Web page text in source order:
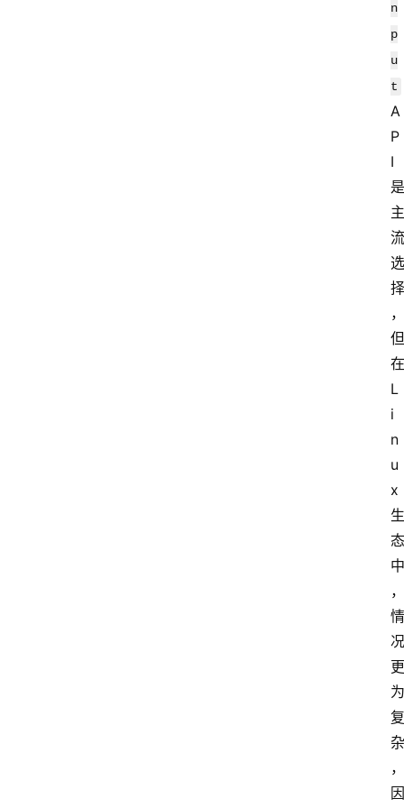
n
p
u
t
A
P
I
是
主
流
选
择
，
但
在
L
i
n
u
x
生
态
中
，
情
况
更
为
复
杂
，
因